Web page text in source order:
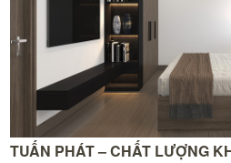
TUẤN PHÁT – CHẤT LƯỢNG